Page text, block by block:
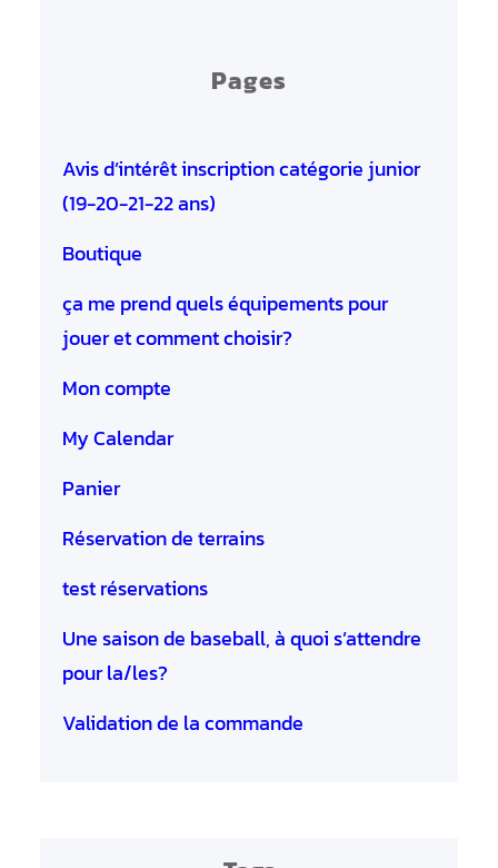
Pages
Avis d’intérêt inscription catégorie junior
(19-20-21-22 ans)
Boutique
ça me prend quels équipements pour
jouer et comment choisir?
Mon compte
My Calendar
Panier
Réservation de terrains
test réservations
Une saison de baseball, à quoi s’attendre
pour la/les?
Validation de la commande